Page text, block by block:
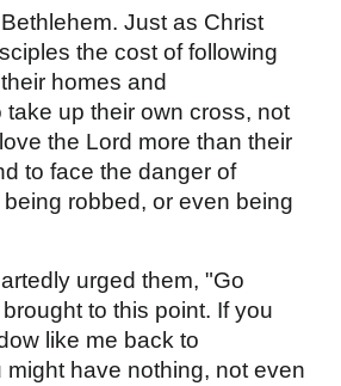
Just as Christ
the cost of following
homes and
up their own cross, not
the Lord more than their
to face the danger of
robbed, or even being
urged them, "Go
to this point. If you
like me back to
might have nothing, not even